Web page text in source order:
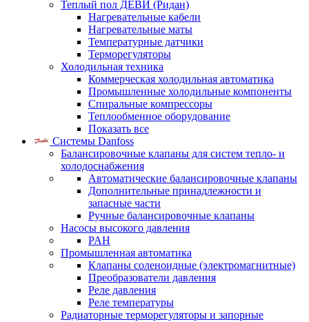
Теплый пол ДЕВИ (Ридан)
Нагревательные кабели
Нагревательные маты
Температурные датчики
Терморегуляторы
Холодильная техника
Коммерческая холодильная автоматика
Промышленные холодильные компоненты
Спиральные компрессоры
Теплообменное оборудование
Показать все
Системы Danfoss
Балансировочные клапаны для систем тепло- и
холодоснабжения
Автоматические балансировочные клапаны
Дополнительные принадлежности и
запасные части
Ручные балансировочные клапаны
Насосы высокого давления
PAH
Промышленная автоматика
Клапаны соленоидные (электромагнитные)
Преобразователи давления
Реле давления
Реле температуры
Радиаторные терморегуляторы и запорные